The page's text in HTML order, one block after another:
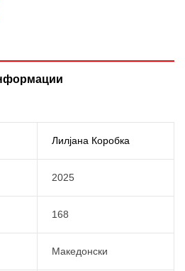
Лилјана Коробка
2025
168
Македонски